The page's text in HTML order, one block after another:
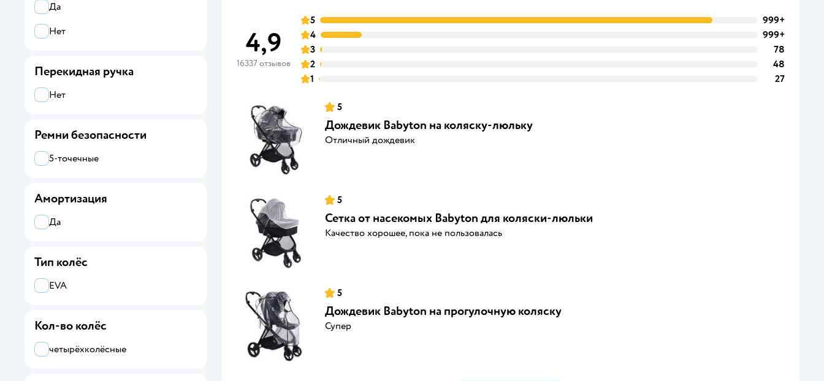
4,9
16337 отзывов
5
999+
4
999+
3
78
2
48
1
27
5
Дождевик Babyton на коляску-люльку
Отличный дождевик
5
Сетка от насекомых Babyton для коляски-люльки
Качество хорошее, пока не пользовалась
5
Дождевик Babyton на прогулочную коляску
Супер
Да
Нет
Перекидная ручка
Нет
Ремни безопасности
5-точечные
Амортизация
Да
Тип колёс
EVA
Кол-во колёс
четырёхколёсные